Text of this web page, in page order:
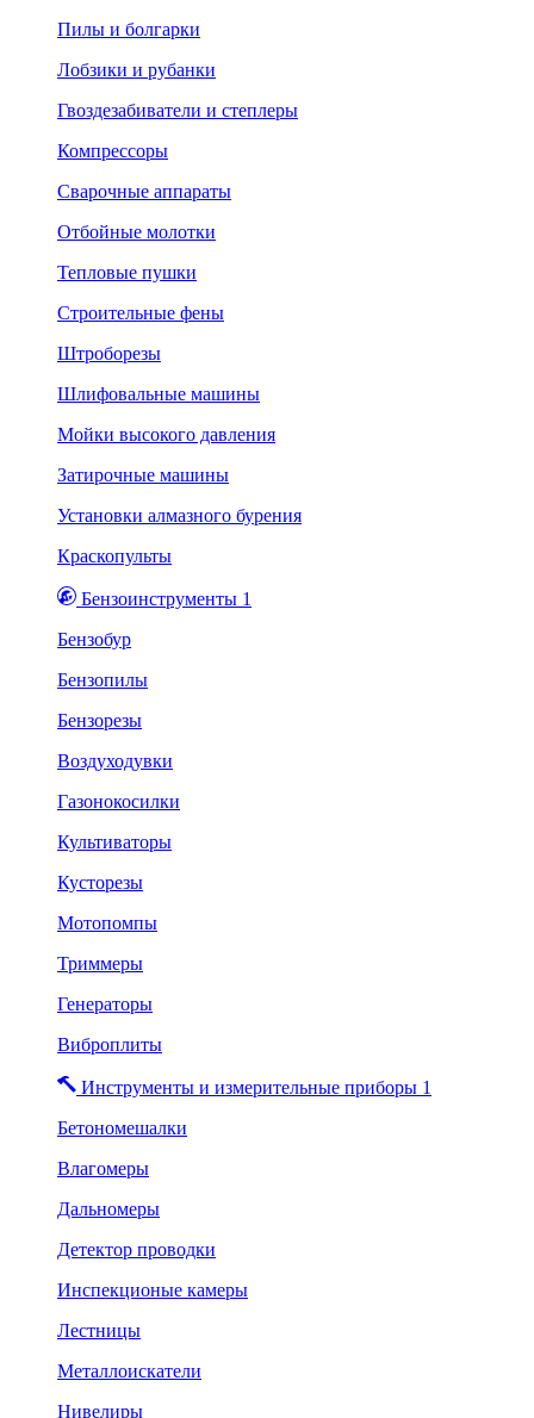
Пилы и болгарки
Лобзики и рубанки
Гвоздезабиватели и степлеры
Компрессоры
Сварочные аппараты
Отбойные молотки
Тепловые пушки
Строительные фены
Штроборезы
Шлифовальные машины
Мойки высокого давления
Затирочные машины
Установки алмазного бурения
Краскопульты
Бензоинструменты 1
Бензобур
Бензопилы
Бензорезы
Воздуходувки
Газонокосилки
Культиваторы
Кусторезы
Мотопомпы
Триммеры
Генераторы
Виброплиты
Инструменты и измерительные приборы 1
Бетономешалки
Влагомеры
Дальномеры
Детектор проводки
Инспекционые камеры
Лестницы
Металлоискатели
Нивелиры